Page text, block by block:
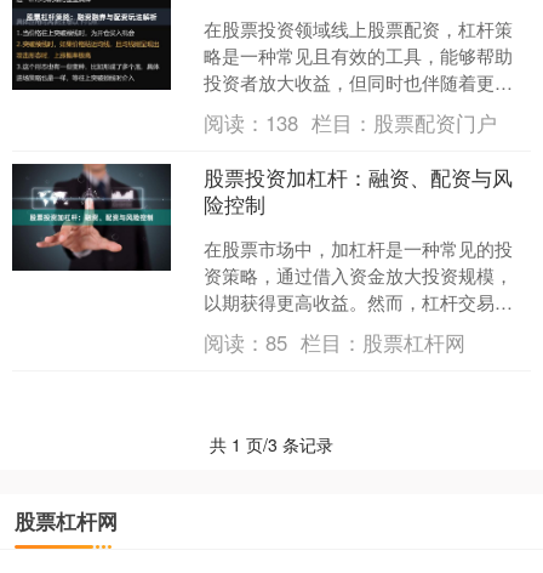
在股票投资领域线上股票配资，杠杆策
略是一种常见且有效的工具，能够帮助
投资者放大收益，但同时也伴随着更高
的风险。本文将深入解析两种主流杠杆
玩法——融资融券与配资，....
阅读： 138 栏目： 股票配资门户
股票投资加杠杆：融资、配资与风
险控制
在股票市场中，加杠杆是一种常见的投
资策略，通过借入资金放大投资规模，
以期获得更高收益。然而，杠杆交易也
是一把双刃剑，在放大收益的同时也放
大了风险。本文将详细介绍....
阅读：85 栏目： 股票杠杆网
共 1 页/3 条记录
股票杠杆网